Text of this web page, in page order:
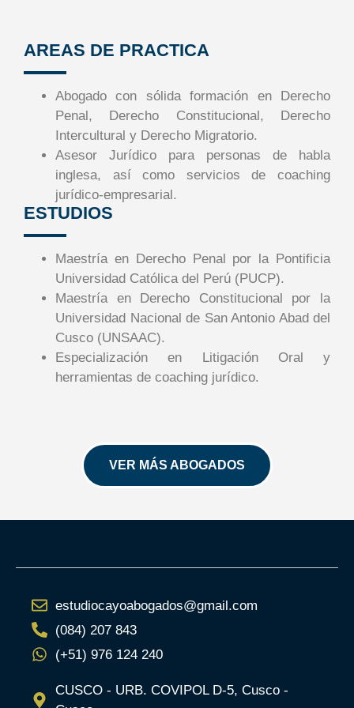
AREAS DE PRACTICA
Abogado con sólida formación en Derecho
Penal, Derecho Constitucional, Derecho
Intercultural y Derecho Migratorio.
Asesor Jurídico para personas de habla
inglesa, así como servicios de coaching
jurídico-empresarial.
ESTUDIOS
Maestría en Derecho Penal por la Pontificia
Universidad Católica del Perú (PUCP).
Maestría en Derecho Constitucional por la
Universidad Nacional de San Antonio Abad del
Cusco (UNSAAC).
Especialización en Litigación Oral y
herramientas de coaching jurídico.
VER MÁS ABOGADOS
estudiocayoabogados@gmail.com
(084) 207 843
(+51) 976 124 240
CUSCO - URB. COVIPOL D-5, Cusco -